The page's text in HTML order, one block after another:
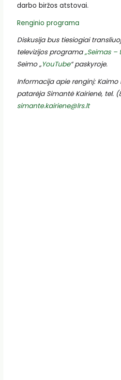
darbo biržos atstovai.
Renginio programa
Diskusija bus tiesiogiai
televizijos programa „Seimas –
Seimo „YouTube“ paskyroje.
Informacija apie renginį:
patarėja Simantė Kairienė, tel.
simante.kairiene@lrs.lt